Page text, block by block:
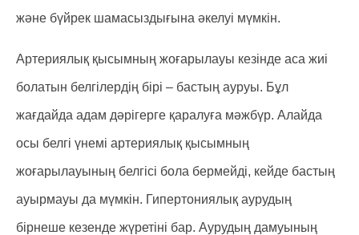
және бүйрек шамасыздығына әкелуі мүмкін.
Артериялық қысымның жоғарылауы кезінде аса жиі
болатын белгілердің бірі – бастың ауруы. Бұл
жағдайда адам дәрігерге қаралуға мәжбүр. Алайда
осы белгі үнемі артериялық қысымның
жоғарылауының белгісі бола бермейді, кейде бастың
ауырмауы да мүмкін. Гипертониялық аурудың
бірнеше кезенде жүретіні бар. Аурудың дамуының